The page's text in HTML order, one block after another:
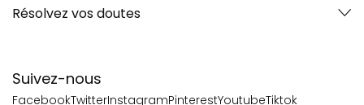
Suivez-nous
FacebookTwitterInstagramPinterestYoutubeTiktok
Résolvez vos doutes